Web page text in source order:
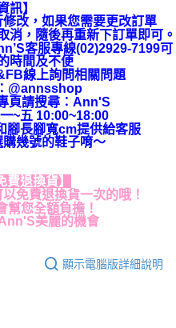
訊】
改，如果您需要更改訂單
消，隨後再重新下訂單即可。
客服專線(02)2929-7199可
時間及不便
線上詢問相關問題
： @annsshop
頁請搜尋：Ann'S
~五 10:00~18:00
腳長腳寬cm提供給客服
幾號的鞋子唷～
費退換貨】
免費退換貨一次的哦！
幫您全額負擔！
美麗的機會
顯示電腦版詳細說明